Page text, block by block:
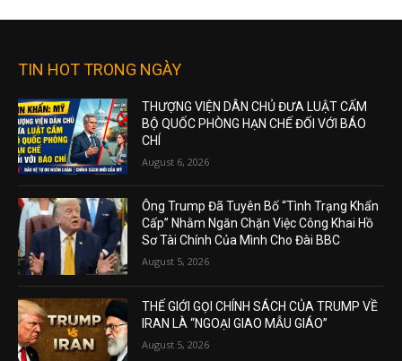
TIN HOT TRONG NGÀY
THƯỢNG VIỆN DÂN CHỦ ĐƯA LUẬT CẤM
BỘ QUỐC PHÒNG HẠN CHẾ ĐỐI VỚI BÁO
CHÍ
August 6, 2026
Ông Trump Đã Tuyên Bố “Tình Trạng Khẩn
Cấp” Nhằm Ngăn Chặn Việc Công Khai Hồ
Sơ Tài Chính Của Mình Cho Đài BBC
August 5, 2026
THẾ GIỚI GỌI CHÍNH SÁCH CỦA TRUMP VỀ
IRAN LÀ “NGOẠI GIAO MẪU GIÁO”
August 5, 2026